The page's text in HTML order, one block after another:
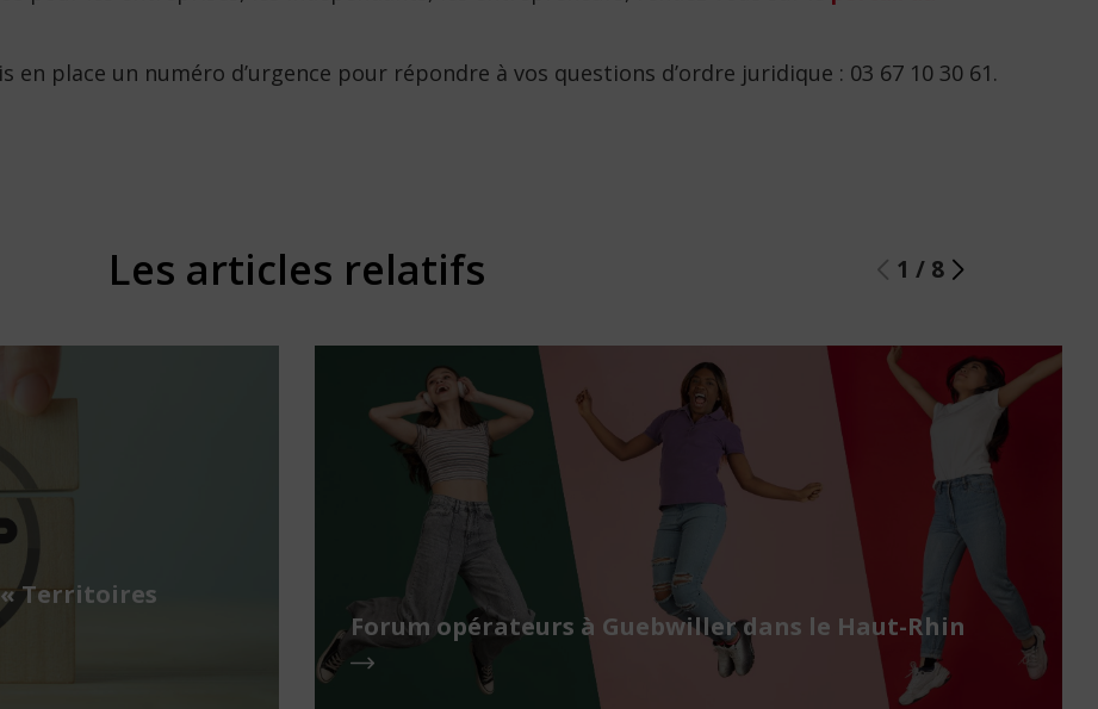
en place un numéro d’urgence pour répondre à vos questions d’ordre juridique : 03 67 10 30 61.
Les articles relatifs 1 / 8
« Territoires
Forum opérateurs à Guebwiller dans le Haut-Rhin